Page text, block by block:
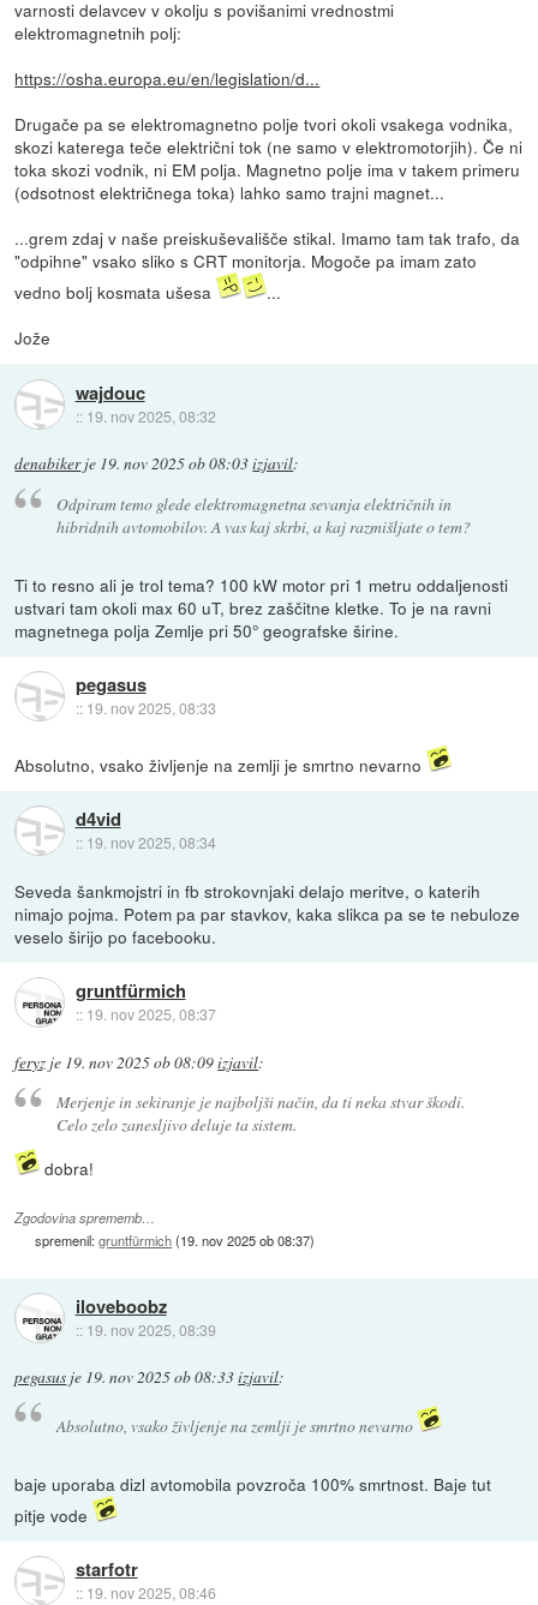
varnosti delavcev v okolju s povišanimi vrednostmi
elektromagnetnih polj:
https://osha.europa.eu/en/legislation/d...
Drugače pa se elektromagnetno polje tvori okoli vsakega vodnika,
skozi katerega teče električni tok (ne samo v elektromotorjih). Če ni
toka skozi vodnik, ni EM polja. Magnetno polje ima v takem primeru
(odsotnost električnega toka) lahko samo trajni magnet...
...grem zdaj v naše preiskuševališče stikal. Imamo tam tak trafo, da
"odpihne" vsako sliko s CRT monitorja. Mogoče pa imam zato
vedno bolj kosmata ušesa
...
Jože
wajdouc
:: 19. nov 2025, 08:32
denabikerje 19. nov 2025 ob 08:03izjavil:
Odpiram temo glede elektromagnetna sevanja električnih in
hibridnih avtomobilov. A vas kaj skrbi, a kaj razmišljate o tem?
Ti to resno ali je trol tema? 100 kW motor pri 1 metru oddaljenosti
ustvari tam okoli max 60 uT, brez zaščitne kletke. To je na ravni
magnetnega polja Zemlje pri 50° geografske širine.
pegasus
:: 19. nov 2025, 08:33
Absolutno, vsako življenje na zemlji je smrtno nevarno
d4vid
:: 19. nov 2025, 08:34
Seveda šankmojstri in fb strokovnjaki delajo meritve, o katerih
nimajo pojma. Potem pa par stavkov, kaka slikca pa se te nebuloze
veselo širijo po facebooku.
gruntfürmich
:: 19. nov 2025, 08:37
feryz je 19. nov 2025 ob 08:09izjavil:
Merjenje in sekiranje je najboljši način, da ti neka stvar škodi.
Celo zelo zanesljivo deluje ta sistem.
dobra!
Zgodovina sprememb…
spremenil:gruntfürmich(19. nov 2025 ob 08:37)
iloveboobz
:: 19. nov 2025, 08:39
pegasus je 19. nov 2025 ob 08:33izjavil:
Absolutno, vsako življenje na zemlji je smrtno nevarno
baje uporaba dizl avtomobila povzroča 100% smrtnost. Baje tut
pitje vode
starfotr
:: 19. nov 2025, 08:46